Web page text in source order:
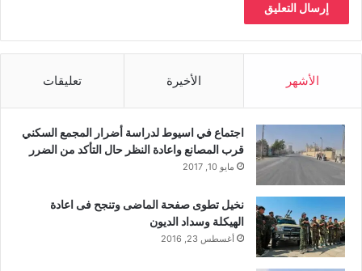
الأشهر الأخيرة تعليقات
اجتماع في اسيوط لدراسة أضرار المجمع السكني
قرب المصانع واعادة النظر حال التأكد من الضرر
مايو 10, 2017
نخيل تطوى صفحة الماضى وتنجح فى اعادة
الهيكلة وسداد الديون
أغسطس 23, 2016